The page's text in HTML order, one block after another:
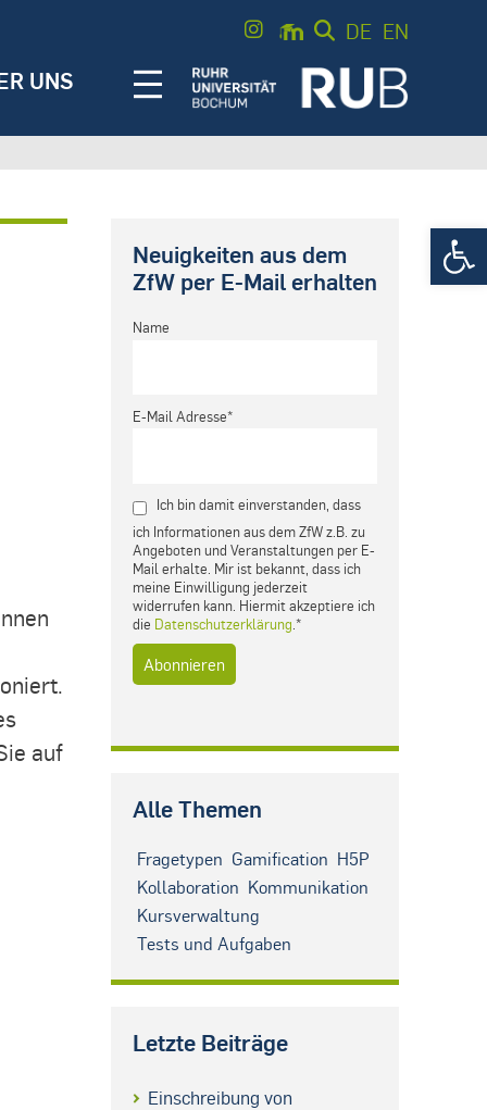
UNS
DE EN
auf
Neuigkeiten aus dem
ZfW per E-Mail erhalten
Name
E-Mail Adresse*
Ich bin damit einverstanden, dass
ich Informationen aus dem ZfW z.B. zu
Angeboten und Veranstaltungen per E-
Mail erhalte. Mir ist bekannt, dass ich
meine Einwilligung jederzeit
widerrufen kann. Hiermit akzeptiere ich
die Datenschutzerklärung .*
Alle Themen
Fragetypen Gamification H5P
Kollaboration Kommunikation
Kursverwaltung
Tests und Aufgaben
Letzte Beiträge
Einschreibung von